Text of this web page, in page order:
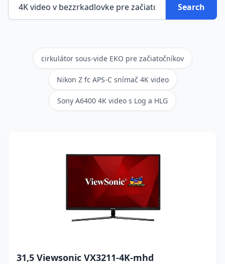
Search
cirkulátor sous-vide EKO pre začiatočníkov
Nikon Z fc APS-C snímač 4K video
Sony A6400 4K video s Log a HLG
31,5 Viewsonic VX3211-4K-mhd